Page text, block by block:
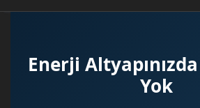
Enerji
Yok